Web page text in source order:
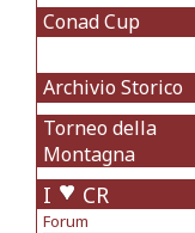
Conad Cup
Archivio Storico
Torneo della
Montagna
I CR
Forum